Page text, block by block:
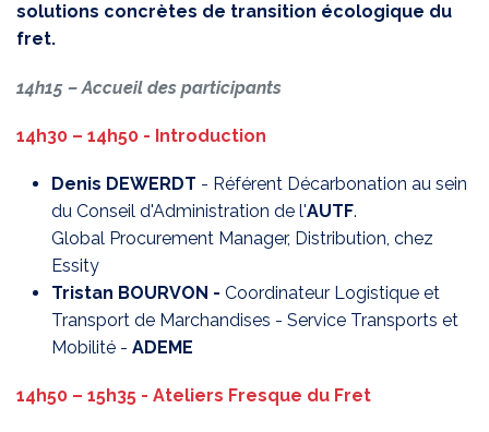
solutions concrètes de transition écologique du
fret.
14h15 – Accueil des participants
14h30 – 14h50 - Introduction
Denis DEWERDT - Référent Décarbonation au sein
du Conseil d'Administration de l'AUTF.
Global Procurement Manager, Distribution, chez
Essity
Tristan BOURVON - Coordinateur Logistique et
Transport de Marchandises - Service Transports et
Mobilité - ADEME
14h50 – 15h35 - Ateliers Fresque du Fret